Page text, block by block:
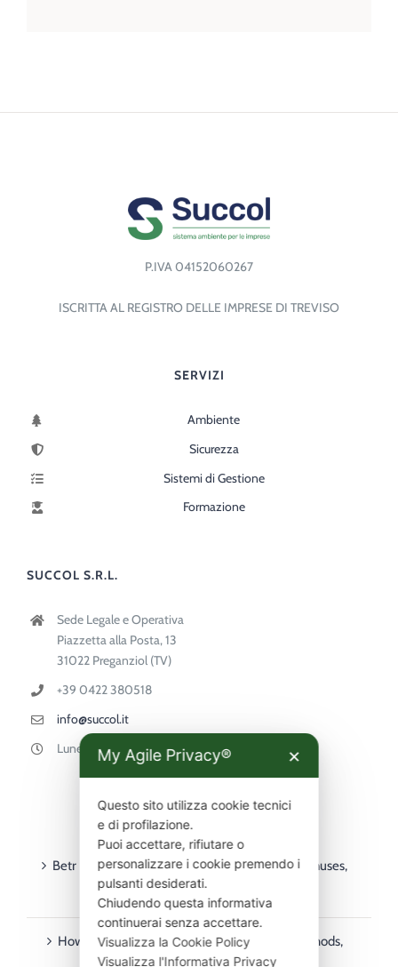
P.IVA 04152060267
ISCRITTA AL REGISTRO DELLE IMPRESE DI TREVISO
SERVIZI
Ambiente
Sicurezza
Sistemi di Gestione
Formazione
SUCCOL S.R.L.
Sede Legale e Operativa
Piazzetta alla Posta, 13
31022 Preganziol (TV)
+39 0422 380518
info@succol.it
Lunedì-Venerdì 9:00-18:00
ULTIMI ARTICOLI
Betr PointsBet guide for Australian players – bonuses,
How to Use Rainbet in Australia: Payment Methods,
My Agile Privacy® ✕
Questo sito utilizza cookie tecnici
e di profilazione.
Puoi accettare, rifiutare o
personalizzare i cookie premendo i
pulsanti desiderati.
Chiudendo questa informativa
continuerai senza accettare.
Visualizza la Cookie Policy
Visualizza l'Informativa Privacy